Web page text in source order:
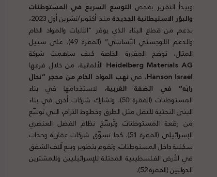
ويبدأ التقرير بفحص التوسع السريع في المستوطنات
والبؤر الاستيطانية الجديدة
منذ أكتوبر/تشرين أول 2023،
بدعم من قطاع البناء الذي يوفر “الآليات والمواد الخام
والدعم اللوجستي الأساسي” (الفقرة 49). على سبيل
المثال، توضح المقررة الخاصة كيف ساهمت شركة
Heidelberg Materials AG الألمانية، من خلال فرعها
Hanson Israel، في نهب المواد الخام من محجر “نحال
رابَه” في الضفة الغربية، لاستخدامها في بناء
المستوطنات (الفقرة 50). وتشارك شركات أخرى في بناء
البنى التحتية للنقل مثل الطرق وخطوط الترام، التي توسّع
من رقعة المستوطنات وتُرسّخ نظام الفصل العنصري
الإسرائيلي (الفقرة 51). كما تسوّق شركات عقارية وحدات
سكنية داخل المستوطنات، وتقوم بتطوير وبيع آلاف الشقق
في الأرض الفلسطينية المحتلة للإسرائيليين وللمشترين
الدوليين (الفقرة 52).